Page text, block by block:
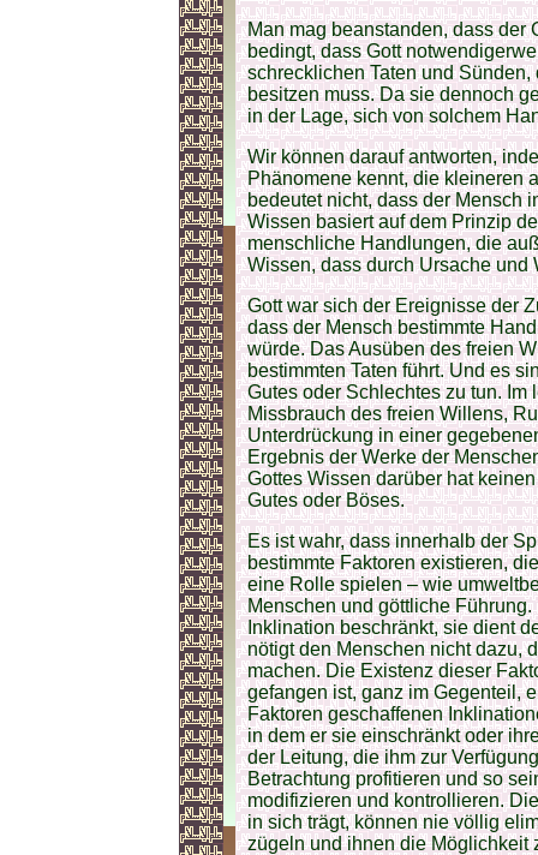
Man mag beanstanden, dass der
bedingt, dass Gott
schrecklichen Taten und
besitzen muss. Da sie dennoch
in der Lage, sich von solchem
Wir können darauf antworten,
Phänomene kennt, die kleineren
bedeutet nicht, dass der Mensch
Wissen basiert auf dem Prinzip
menschliche Handlungen, die
Wissen, dass durch Ursache
Gott war sich der Ereignisse der
dass der Mensch bestimmte
würde. Das Ausüben des freien
bestimmten Taten führt. Und es
Gutes oder Schlechtes zu tun.
Missbrauch des freien Willens,
Unterdrückung in einer
Ergebnis der Werke der
Gottes Wissen darüber hat
Gutes oder Böses.
Es ist wahr, dass innerhalb der
bestimmte Faktoren existieren,
eine Rolle spielen – wie
Menschen und göttliche
Inklination beschränkt, sie dient
nötigt den Menschen nicht dazu,
machen. Die Existenz dieser
gefangen ist, ganz im Gegenteil,
Faktoren geschaffenen
in dem er sie einschränkt oder
der Leitung, die ihm zur
Betrachtung profitieren und so
modifizieren und kontrollieren.
in sich trägt, können nie völlig
zügeln und ihnen die Möglichkeit